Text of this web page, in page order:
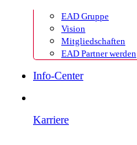
EAD Gruppe
Vision
Mitgliedschaften
EAD Partner werden
Info-Center
Karriere